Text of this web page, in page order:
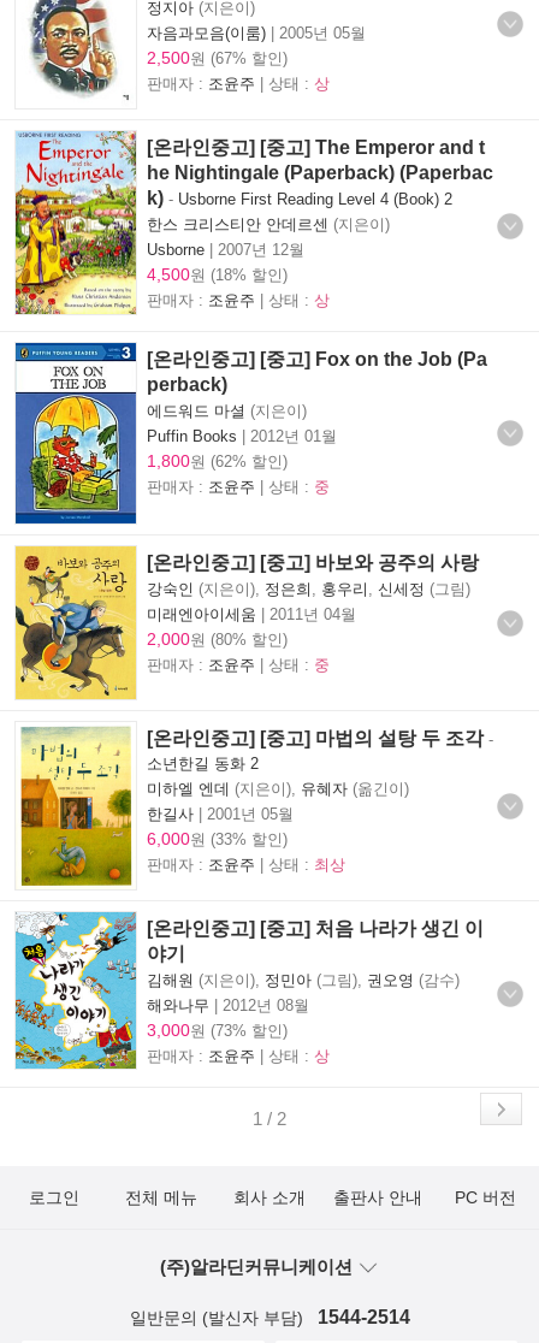
정지아 (지은이)
자음과모음(이룸) | 2005년 05월
2,500원 (67% 할인)
판매자 : 조윤주 | 상태 : 상
[온라인중고] [중고] The Emperor and t
he Nightingale (Paperback) (Paperbac
k) - Usborne First Reading Level 4 (Book) 2
한스 크리스티안 안데르센 (지은이)
Usborne | 2007년 12월
4,500원 (18% 할인)
판매자 : 조윤주 | 상태 : 상
[온라인중고] [중고] Fox on the Job (Pa
perback)
에드워드 마셜 (지은이)
Puffin Books | 2012년 01월
1,800원 (62% 할인)
판매자 : 조윤주 | 상태 : 중
[온라인중고] [중고] 바보와 공주의 사랑
강숙인 (지은이), 정은희 홍우리 신세정 (그림)
미래엔아이세움 | 2011년 04월
2,000원 (80% 할인)
판매자 : 조윤주 | 상태 : 중
[온라인중고] [중고] 마법의 설탕 두 조각-
소년한길 동화 2
미하엘 엔데 (지은이), 유혜자 (옮긴이)
한길사 | 2001년 05월
6,000원 (33% 할인)
판매자 : 조윤주 | 상태 : 최상
[온라인중고] [중고] 처음 나라가 생긴 이
야기
김해원 (지은이), 정민아 (그림), 권오영 (감수)
해와나무 | 2012년 08월
3,000원 (73% 할인)
판매자 : 조윤주 | 상태 : 상
1 / 2
로그인 전체 메뉴 회사 소개 출판사 안내 PC 버전
(주)알라딘커뮤니케이션
일반문의 (발신자 부담) 1544-2514